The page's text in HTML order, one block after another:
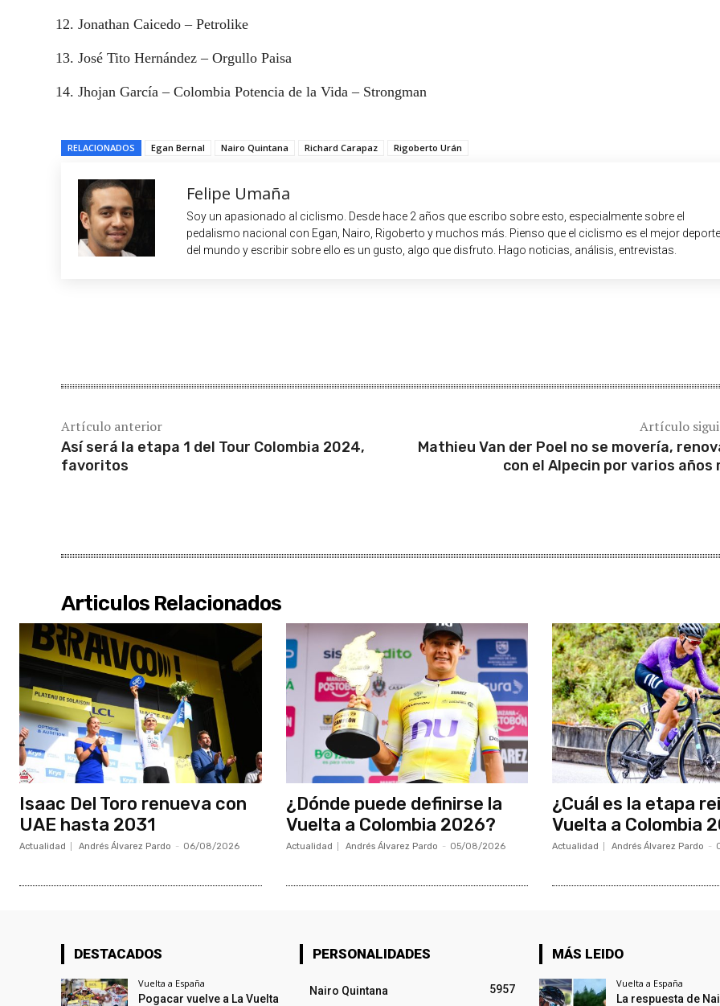
Jonathan Caicedo – Petrolike
José Tito Hernández – Orgullo Paisa
Jhojan García – Colombia Potencia de la Vida – Strongman
RELACIONADOS Egan Bernal Nairo Quintana Richard Carapaz Rigoberto Urán
Felipe Umaña
Soy un apasionado al ciclismo. Desde hace 2 años que escribo sobre esto, especialmente sobre el
pedalismo nacional con Egan, Nairo, Rigoberto y muchos más. Pienso que el ciclismo es el mejor deporte
del mundo y escribir sobre ello es un gusto, algo que disfruto. Hago noticias, análisis, entrevistas.
Artículo anterior
Así será la etapa 1 del Tour Colombia 2024,
favoritos
Artículo
Mathieu Van der Poel no se movería,
con el Alpecin por varios años
Articulos Relacionados
Isaac Del Toro renueva con
UAE hasta 2031
Actualidad Andrés Álvarez Pardo - 06/08/2026
¿Dónde puede definirse la
Vuelta a Colombia 2026?
Actualidad Andrés Álvarez Pardo - 05/08/2026
¿Cuál es la etapa
Vuelta a Colombia
Actualidad Andrés Álvarez Pardo -
DESTACADOS
Vuelta a España
Pogacar vuelve a La Vuelta
PERSONALIDADES
Nairo Quintana 5957
MÁS LEIDO
Vuelta a España
La respuesta de